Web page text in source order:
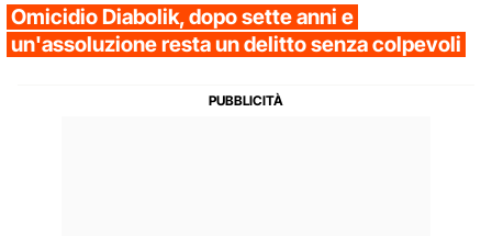
Omicidio Diabolik, dopo sette anni e
un'assoluzione resta un delitto senza colpevoli